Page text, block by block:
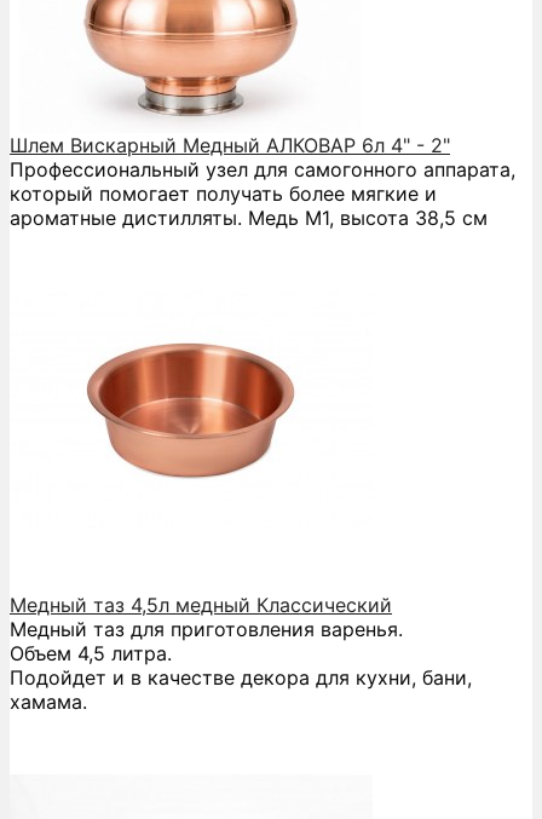
Шлем Вискарный Медный АЛКОВАР 6л 4" - 2"
Профессиональный узел для самогонного аппарата,
который помогает получать более мягкие и
ароматные дистилляты. Медь М1, высота 38,5 см
Медный таз 4,5л медный Классический
Медный таз для приготовления варенья.
Объем 4,5 литра.
Подойдет и в качестве декора для кухни, бани,
хамама.